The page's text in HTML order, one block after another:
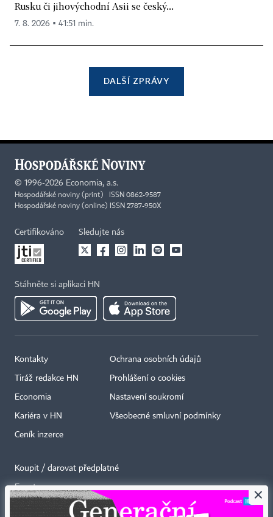
Rusku či jihovýchodní Asii se český...
7. 8. 2026 ▪ 41:51 min.
DALŠÍ ZPRÁVY
© 1996-2026 Economia, a.s.
Hospodářské noviny (print) ISSN 0862-9587
Hospodářské noviny (online) ISSN 2787-950X
Certifikováno Sledujte nás
Stáhněte si aplikaci HN
Kontakty
Tiráž redakce HN
Economia
Kariéra v HN
Ceník inzerce
Ochrana osobních údajů
Prohlášení o cookies
Nastavení soukromí
Všeobecné smluvní podmínky
Koupit / darovat předplatné
Eventy
Newslettery
×